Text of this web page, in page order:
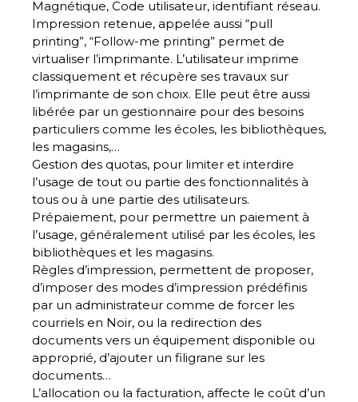
Magnétique, Code utilisateur, identifiant réseau.
Impression retenue, appelée aussi “pull
printing”, “Follow-me printing” permet de
virtualiser l’imprimante. L’utilisateur imprime
classiquement et récupère ses travaux sur
l’imprimante de son choix. Elle peut être aussi
libérée par un gestionnaire pour des besoins
particuliers comme les écoles, les bibliothèques,
les magasins,…
Gestion des quotas, pour limiter et interdire
l’usage de tout ou partie des fonctionnalités à
tous ou à une partie des utilisateurs.
Prépaiement, pour permettre un paiement à
l’usage, généralement utilisé par les écoles, les
bibliothèques et les magasins.
Règles d’impression, permettent de proposer,
d’imposer des modes d’impression prédéfinis
par un administrateur comme de forcer les
courriels en Noir, ou la redirection des
documents vers un équipement disponible ou
approprié, d’ajouter un filigrane sur les
documents…
L’allocation ou la facturation, affecte le coût d’un